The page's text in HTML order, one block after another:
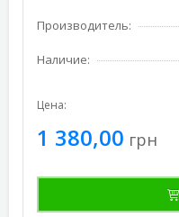
Производитель:
Наличие:
Цена:
1 380,00 грн